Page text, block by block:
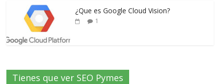
¿Que es Google Cloud Vision?
1
Tienes que ver SEO Pymes